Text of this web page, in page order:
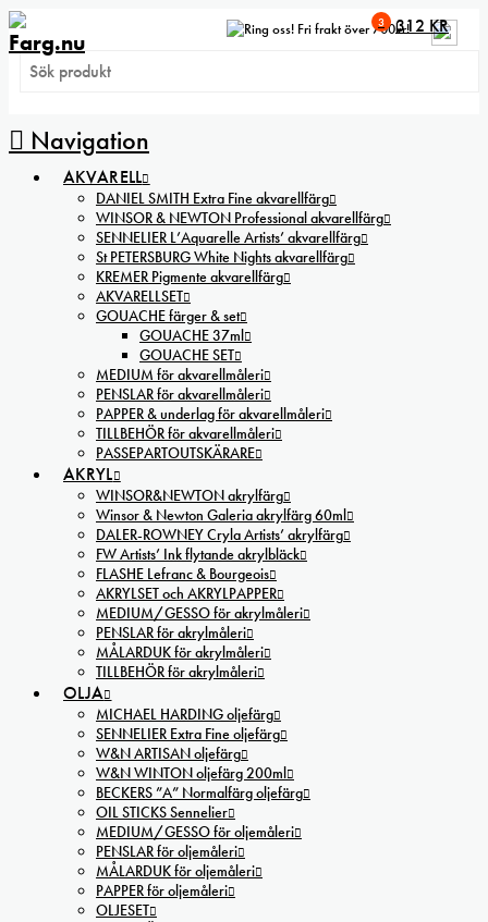
Fri frakt över 700kr!
Navigation
3 312 KR
AKVARELL
DANIEL SMITH Extra Fine akvarellfärg
WINSOR & NEWTON Professional akvarellfärg
SENNELIER L’Aquarelle Artists’ akvarellfärg
St PETERSBURG White Nights akvarellfärg
KREMER Pigmente akvarellfärg
AKVARELLSET
GOUACHE färger & set
GOUACHE 37ml
GOUACHE SET
MEDIUM för akvarellmåleri
PENSLAR för akvarellmåleri
PAPPER & underlag för akvarellmåleri
TILLBEHÖR för akvarellmåleri
PASSEPARTOUTSKÄRARE
AKRYL
WINSOR&NEWTON akrylfärg
Winsor & Newton Galeria akrylfärg 60ml
DALER-ROWNEY Cryla Artists’ akrylfärg
FW Artists’ Ink flytande akrylbläck
FLASHE Lefranc & Bourgeois
AKRYLSET och AKRYLPAPPER
MEDIUM/GESSO för akrylmåleri
PENSLAR för akrylmåleri
MÅLARDUK för akrylmåleri
TILLBEHÖR för akrylmåleri
OLJA
MICHAEL HARDING oljefärg
SENNELIER Extra Fine oljefärg
W&N ARTISAN oljefärg
W&N WINTON oljefärg 200ml
BECKERS ”A” Normalfärg oljefärg
OIL STICKS Sennelier
MEDIUM/GESSO för oljemåleri
PENSLAR för oljemåleri
MÅLARDUK för oljemåleri
PAPPER för oljemåleri
OLJESET